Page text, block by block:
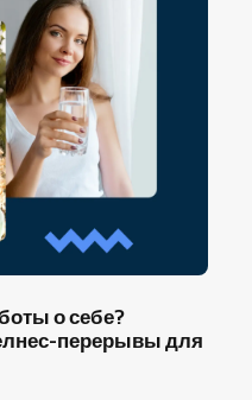
о себе?
перерывы для